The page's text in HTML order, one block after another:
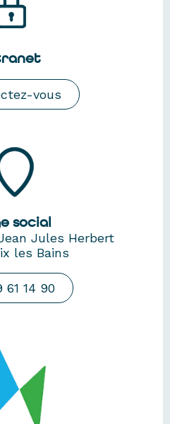
vous
social
Jules Herbert
les Bains
61 14 90